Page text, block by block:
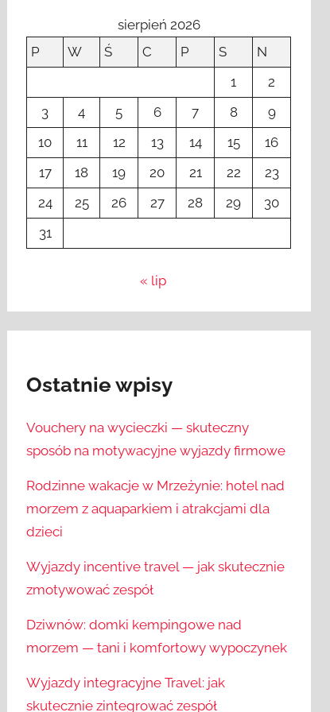
sierpień 2026
P
W Ś C P S
N
1
2
3
4 5 6 7 8
9
10
11 12 13 14 15
16
17
18 19 20 21 22
23
24
25 26 27 28 29
30
31
« lip
Ostatnie wpisy
Vouchery na wycieczki — skuteczny
sposób na motywacyjne wyjazdy firmowe
Rodzinne wakacje w Mrzeżynie: hotel nad
morzem z aquaparkiem i atrakcjami dla
dzieci
Wyjazdy incentive travel — jak skutecznie
zmotywować zespół
Dziwnów: domki kempingowe nad
morzem — tani i komfortowy wypoczynek
Wyjazdy integracyjne Travel: jak
skutecznie zintegrować zespół